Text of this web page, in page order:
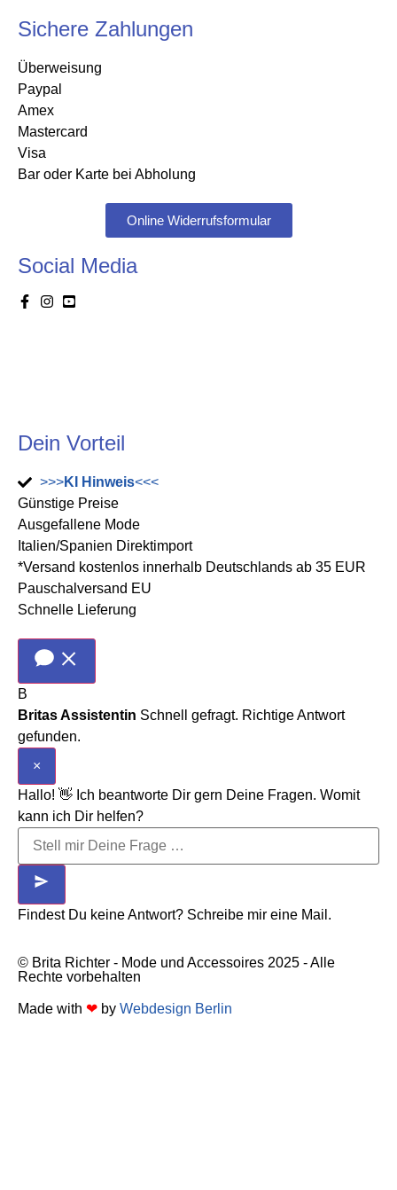
Sichere Zahlungen
Überweisung
Paypal
Amex
Mastercard
Visa
Bar oder Karte bei Abholung
Online Widerrufsformular
Social Media
Dein Vorteil
>>>KI Hinweis<<<
Günstige Preise
Ausgefallene Mode
Italien/Spanien Direktimport
*Versand kostenlos innerhalb Deutschlands ab 35 EUR
Pauschalversand EU
Schnelle Lieferung
B
Britas Assistentin Schnell gefragt. Richtige Antwort
gefunden.
×
Hallo! 👋 Ich beantworte Dir gern Deine Fragen. Womit
kann ich Dir helfen?
Findest Du keine Antwort? Schreibe mir eine Mail.
© Brita Richter - Mode und Accessoires 2025 - Alle
Rechte vorbehalten
Made with ❤ by Webdesign Berlin